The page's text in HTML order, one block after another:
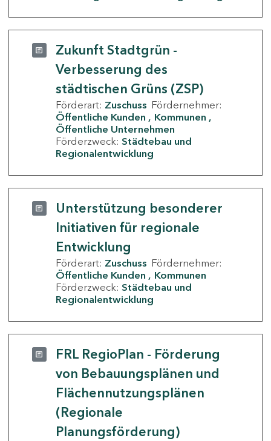
Zukunft Stadtgrün -
Verbesserung des
städtischen Grüns (ZSP)
Förderart: Zuschuss Fördernehmer:
Öffentliche Kunden
Kommunen
Öffentliche Unternehmen
Förderzweck: Städtebau und
Regionalentwicklung
Unterstützung besonderer
Initiativen für regionale
Entwicklung
Förderart: Zuschuss Fördernehmer:
Öffentliche Kunden
Kommunen
Förderzweck: Städtebau und
Regionalentwicklung
FRL RegioPlan - Förderung
von Bebauungsplänen und
Flächennutzungsplänen
(Regionale
Planungsförderung)